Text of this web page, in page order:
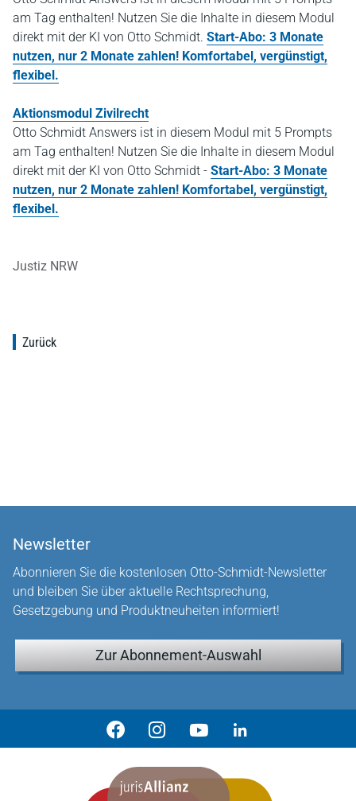
am Tag enthalten! Nutzen Sie die Inhalte in diesem Modul
direkt mit der KI von Otto Schmidt. Start-Abo: 3 Monate
nutzen, nur 2 Monate zahlen! Komfortabel, vergünstigt,
flexibel.
Aktionsmodul Zivilrecht
Otto Schmidt Answers ist in diesem Modul mit 5 Prompts
am Tag enthalten! Nutzen Sie die Inhalte in diesem Modul
direkt mit der KI von Otto Schmidt - Start-Abo: 3 Monate
nutzen, nur 2 Monate zahlen! Komfortabel, vergünstigt,
flexibel.
Justiz NRW
Zurück
Newsletter
Abonnieren Sie die kostenlosen Otto-Schmidt-Newsletter
und bleiben Sie über aktuelle Rechtsprechung,
Gesetzgebung und Produktneuheiten informiert!
Zur Abonnement-Auswahl